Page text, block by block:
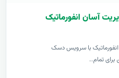
انفورماتیک با سرویس دسک